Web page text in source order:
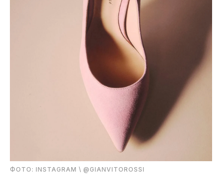
ФОТО: INSTAGRAM \ @GIANVITOROSSI